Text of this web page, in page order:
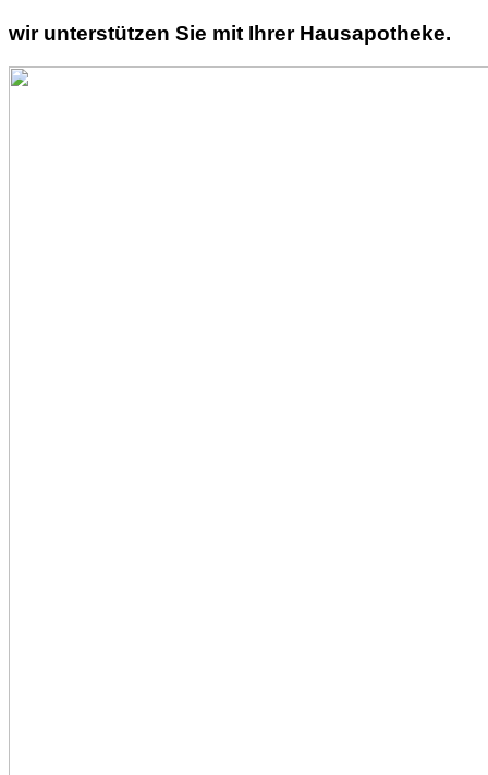
wir unterstützen Sie mit Ihrer Hausapotheke.